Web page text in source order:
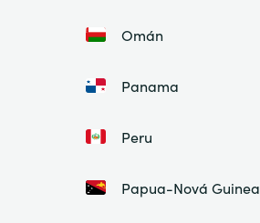
Omán
Panama
Peru
Papua-Nová Guinea